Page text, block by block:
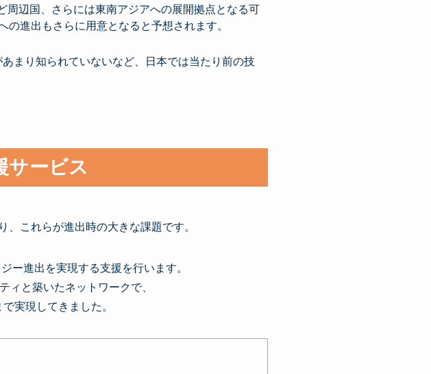
辺国、さらには東南アジアへの展開拠点となる可
進出もさらに用意となると予想されます。
まり知られていないなど、日本では当たり前の技
サービス
これらが進出時の大きな課題です。
ー進出を実現する支援を行います。
ィと築いたネットワークで、
実現してきました。